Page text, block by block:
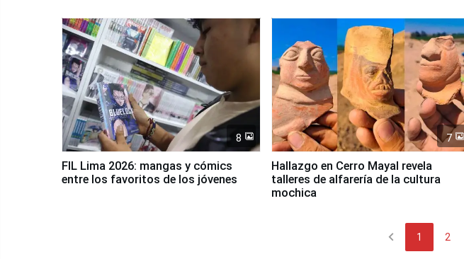
8
FIL Lima 2026: mangas y cómics
entre los favoritos de los jóvenes
7
Hallazgo en Cerro Mayal revela
talleres de alfarería de la cultura
mochica
chevron_left 1 2